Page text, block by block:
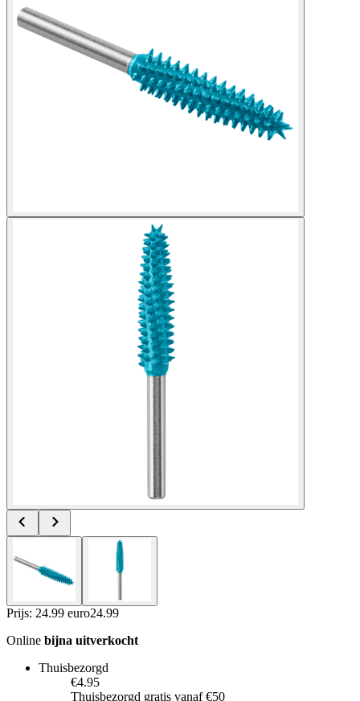
Prijs: 24.99 euro24.99
Online bijna uitverkocht
Thuisbezorgd
€4.95
Thuisbezorgd gratis vanaf €50